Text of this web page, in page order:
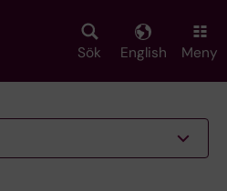
Sök English Meny